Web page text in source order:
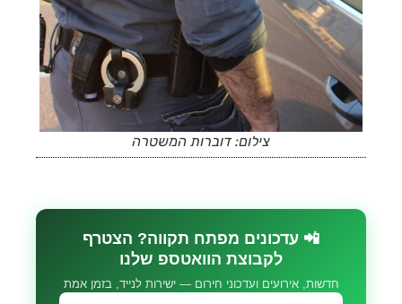
צילום: דוברות המשטרה
📲 עדכונים מפתח תקווה? הצטרף
לקבוצת הוואטספ שלנו
חדשות, אירועים ועדכוני חירום — ישירות לנייד, בזמן אמת